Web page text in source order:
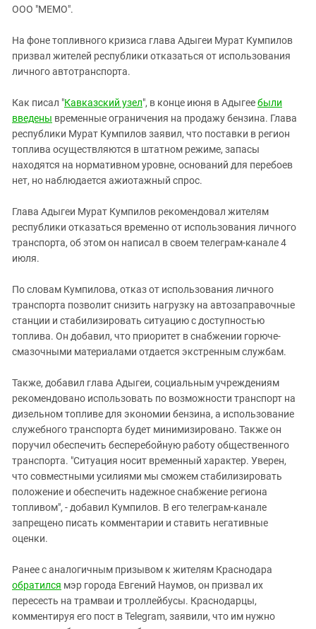
ИНАКОМЫСЛИЕ В ЧЕЧНЕ
ПРЕСЛЕДОВАНИЕ АКТИВИСТОВ
Дагестан
Ингушетия
Кабардино-Балкария
Калмыкия
Карачаево-Черкесия
Краснодарский край
Российская Федерация
Ростовская область
Северная Осетия - Алания
СКФО
Южная Осетия
Южный Кавказ
ЮФО
ООО "МЕМО".
На фоне топливного кризиса глава Адыгеи Мурат Кумпилов
призвал жителей республики отказаться от использования
личного автотранспорта.
Как писал "Кавказский узел", в конце июня в Адыгеебыли
введены временные ограничения на продажу бензина. Глава
республики Мурат Кумпилов заявил, что поставки в регион
топлива осуществляются в штатном режиме, запасы
находятся на нормативном уровне, оснований для перебоев
нет, но наблюдается ажиотажный спрос.
Глава Адыгеи Мурат Кумпилов рекомендовал жителям
республики отказаться временно от использования личного
транспорта, об этом он написал в своем телеграм-канале 4
июля.
По словам Кумпилова, отказ от использования личного
транспорта позволит снизить нагрузку на автозаправочные
станции и стабилизировать ситуацию с доступностью
топлива. Он добавил, что приоритет в снабжении горюче-
смазочными материалами отдается экстренным службам.
Также, добавил глава Адыгеи, социальным учреждениям
рекомендовано использовать по возможности транспорт на
дизельном топливе для экономии бензина, а использование
служебного транспорта будет минимизировано. Также он
поручил обеспечить бесперебойную работу общественного
транспорта. "Ситуация носит временный характер. Уверен,
что совместными усилиями мы сможем стабилизировать
положение и обеспечить надежное снабжение региона
топливом", - добавил Кумпилов. В его телеграм-канале
запрещено писать комментарии и ставить негативные
оценки.
Ранее с аналогичным призывом к жителям Краснодара
обратился мэр города Евгений Наумов, он призвал их
пересесть на трамваи и троллейбусы. Краснодарцы,
комментируя его пост в Telegram, заявили, что им нужно